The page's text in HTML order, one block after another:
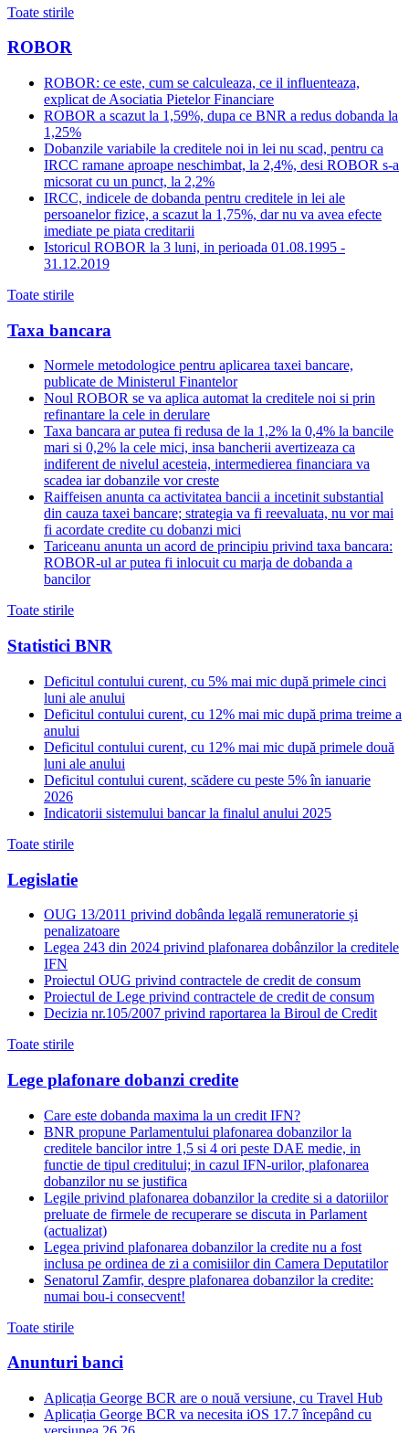
Toate stirile
ROBOR
ROBOR: ce este, cum se calculeaza, ce il influenteaza,
explicat de Asociatia Pietelor Financiare
ROBOR a scazut la 1,59%, dupa ce BNR a redus dobanda la
1,25%
Dobanzile variabile la creditele noi in lei nu scad, pentru ca
IRCC ramane aproape neschimbat, la 2,4%, desi ROBOR s-a
micsorat cu un punct, la 2,2%
IRCC, indicele de dobanda pentru creditele in lei ale
persoanelor fizice, a scazut la 1,75%, dar nu va avea efecte
imediate pe piata creditarii
Istoricul ROBOR la 3 luni, in perioada 01.08.1995 -
31.12.2019
Toate stirile
Taxa bancara
Normele metodologice pentru aplicarea taxei bancare,
publicate de Ministerul Finantelor
Noul ROBOR se va aplica automat la creditele noi si prin
refinantare la cele in derulare
Taxa bancara ar putea fi redusa de la 1,2% la 0,4% la bancile
mari si 0,2% la cele mici, insa bancherii avertizeaza ca
indiferent de nivelul acesteia, intermedierea financiara va
scadea iar dobanzile vor creste
Raiffeisen anunta ca activitatea bancii a incetinit substantial
din cauza taxei bancare; strategia va fi reevaluata, nu vor mai
fi acordate credite cu dobanzi mici
Tariceanu anunta un acord de principiu privind taxa bancara:
ROBOR-ul ar putea fi inlocuit cu marja de dobanda a
bancilor
Toate stirile
Statistici BNR
Deficitul contului curent, cu 5% mai mic după primele cinci
luni ale anului
Deficitul contului curent, cu 12% mai mic după prima treime a
anului
Deficitul contului curent, cu 12% mai mic după primele două
luni ale anului
Deficitul contului curent, scădere cu peste 5% în ianuarie
2026
Indicatorii sistemului bancar la finalul anului 2025
Toate stirile
Legislatie
OUG 13/2011 privind dobânda legală remuneratorie și
penalizatoare
Legea 243 din 2024 privind plafonarea dobânzilor la creditele
IFN
Proiectul OUG privind contractele de credit de consum
Proiectul de Lege privind contractele de credit de consum
Decizia nr.105/2007 privind raportarea la Biroul de Credit
Toate stirile
Lege plafonare dobanzi credite
Care este dobanda maxima la un credit IFN?
BNR propune Parlamentului plafonarea dobanzilor la
creditele bancilor intre 1,5 si 4 ori peste DAE medie, in
functie de tipul creditului; in cazul IFN-urilor, plafonarea
dobanzilor nu se justifica
Legile privind plafonarea dobanzilor la credite si a datoriilor
preluate de firmele de recuperare se discuta in Parlament
(actualizat)
Legea privind plafonarea dobanzilor la credite nu a fost
inclusa pe ordinea de zi a comisiilor din Camera Deputatilor
Senatorul Zamfir, despre plafonarea dobanzilor la credite:
numai bou-i consecvent!
Toate stirile
Anunturi banci
Aplicația George BCR are o nouă versiune, cu Travel Hub
Aplicația George BCR va necesita iOS 17.7 începând cu